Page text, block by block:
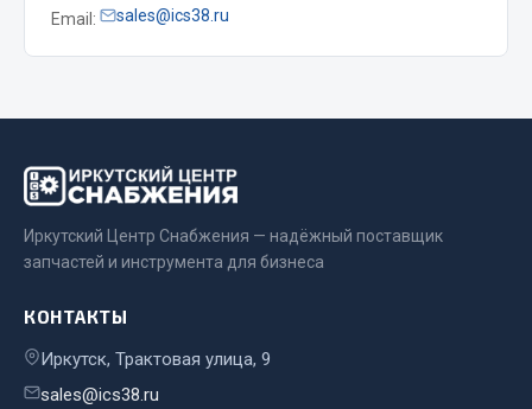
Слесарный инструмент
Столярный инструмент
Показать ещё
Цепи подъёмные
Email:
sales@ics38.ru
Иркутский Центр Снабжения — надёжный поставщик
запчастей и инструмента для бизнеса
КОНТАКТЫ
Иркутск, Трактовая улица, 9
sales@ics38.ru